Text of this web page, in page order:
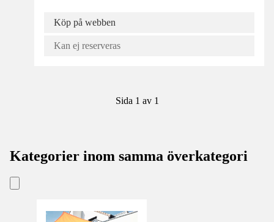
Köp på webben
Kan ej reserveras
Sida 1 av 1
Kategorier inom samma överkategori